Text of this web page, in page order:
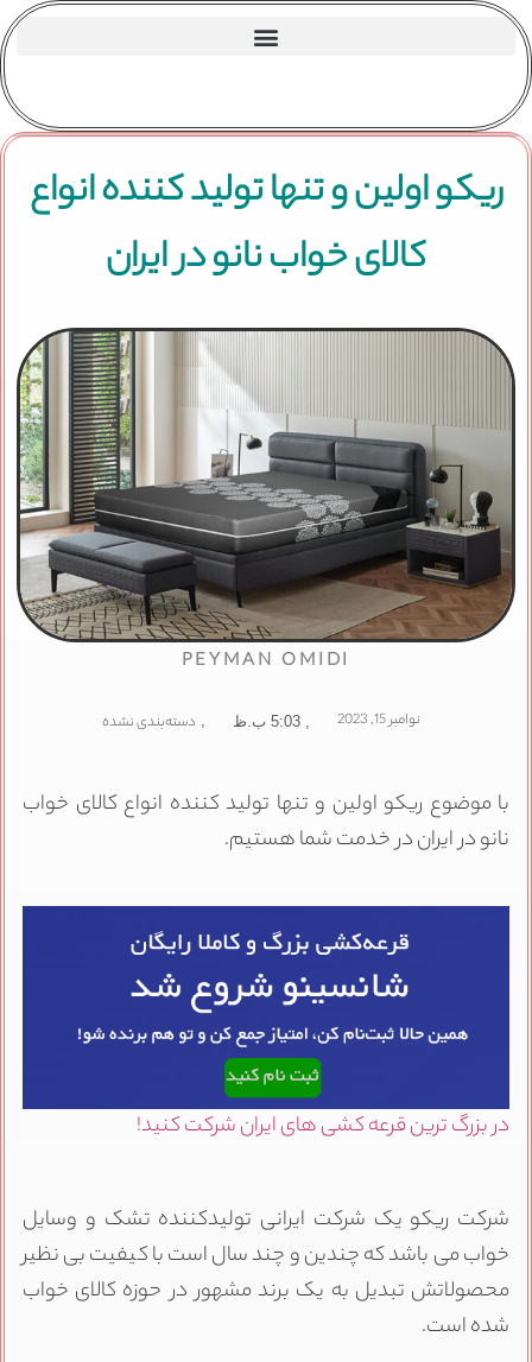
ریکو اولین و تنها تولید کننده انواع
کالای خواب نانو در ایران
PEYMAN OMIDI
نوامبر 15, 2023 5:03 ب.ظ دسته‌بندی نشده
موضوع ریکو اولین و تنها تولید کننده انواع کالای خواب
در ایران در خدمت شما هستیم.
بزرگ ترین قرعه کشی های ایران شرکت کنید!
ریکو یک شرکت ایرانی تولیدکننده تشک و وسایل
می باشد که چندین و چند سال است با کیفیت بی نظیر
تبدیل به یک برند مشهور در حوزه کالای خواب
است.